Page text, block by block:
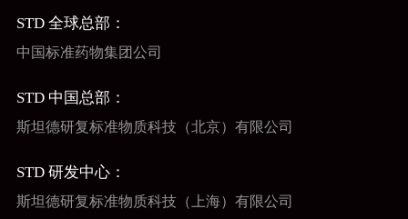
STD 全球总部：
中国标准药物集团公司
STD 中国总部：
斯坦德研复标准物质科技（北京）有限公司
STD 研发中心：
斯坦德研复标准物质科技（上海）有限公司